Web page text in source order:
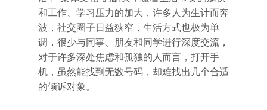
和工作、学习压力的加大，许多人为生计而奔
波，社交圈子日益狭窄，生活方式也极为单
调，很少与同事、朋友和同学进行深度交流，
对于许多深处焦虑和孤独的人而言，打开手
机，虽然能找到无数号码，却难找出几个合适
的倾诉对象。